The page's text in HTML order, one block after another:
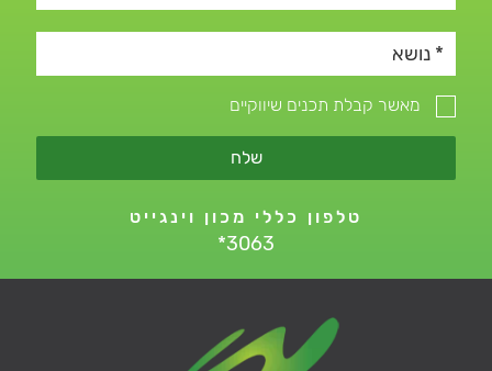
שלח
מאשר קבלת תכנים שיווקיים
טלפון כללי מכון וינגייט
*3063